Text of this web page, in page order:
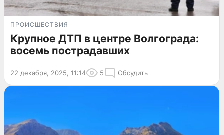
ПРОИСШЕСТВИЯ
Крупное ДТП в центре Волгограда:
восемь пострадавших
22 декабря, 2025, 11:14 5 Обсудить